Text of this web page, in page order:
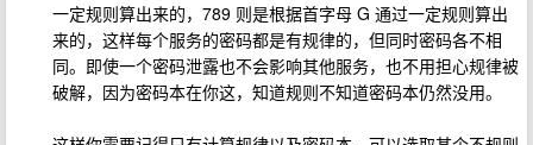
一定规则算出来的，789 则是根据首字母 G 通过一定规则算出
来的，这样每个服务的密码都是有规律的，但同时密码各不相
同。即使一个密码泄露也不会影响其他服务，也不用担心规律被
破解，因为密码本在你这，知道规则不知道密码本仍然没用。